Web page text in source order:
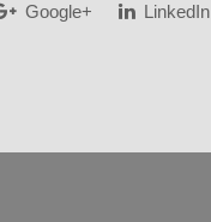
Google+ LinkedIn